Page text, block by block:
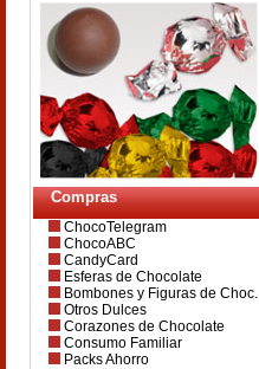
Compras
ChocoTelegram
ChocoABC
CandyCard
Esferas de Chocolate
Bombones y Figuras de Choc.
Otros Dulces
Corazones de Chocolate
Consumo Familiar
Packs Ahorro